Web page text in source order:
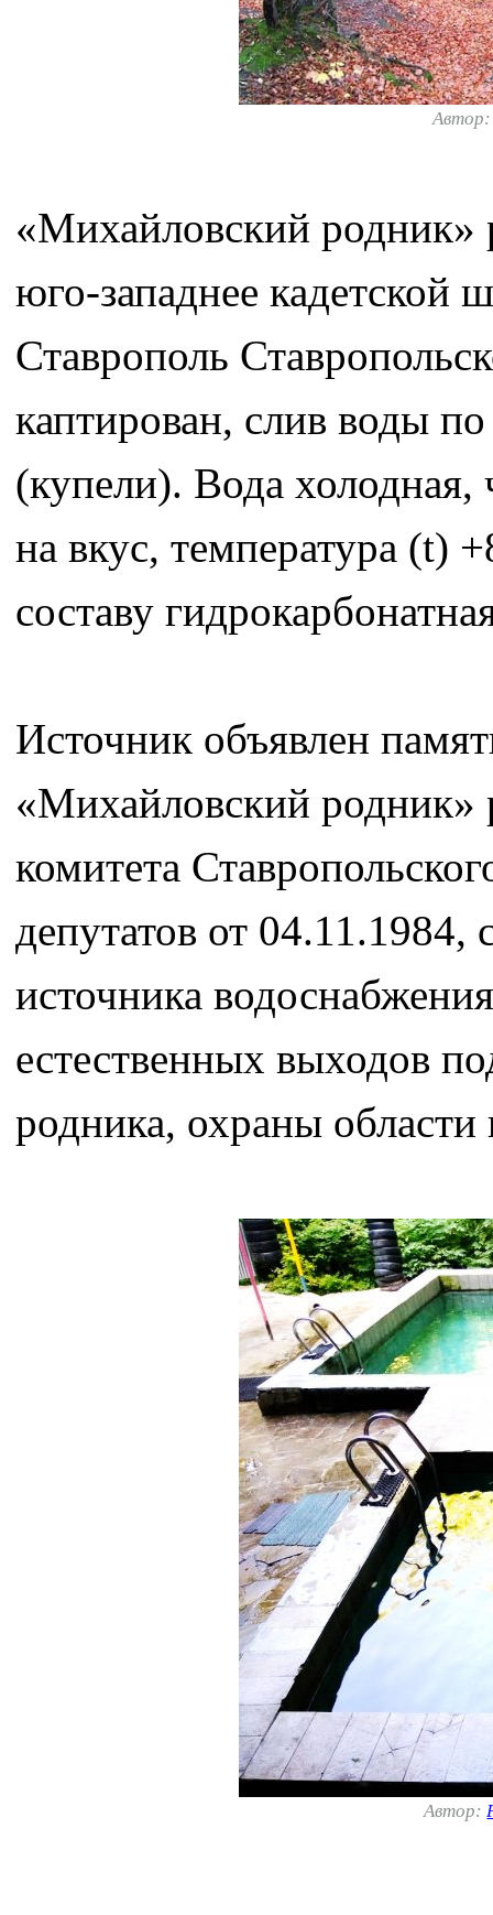
«Михайловский родник»
юго-западнее кадетской
Ставрополь
каптирован, слив воды
(купели). Вода холодная,
на вкус, температура (t)
составу
Источник объявлен
«Михайловский
комитета
депутатов от 04.11.1984,
источника
естественных выходов
родника, охраны
Автор: